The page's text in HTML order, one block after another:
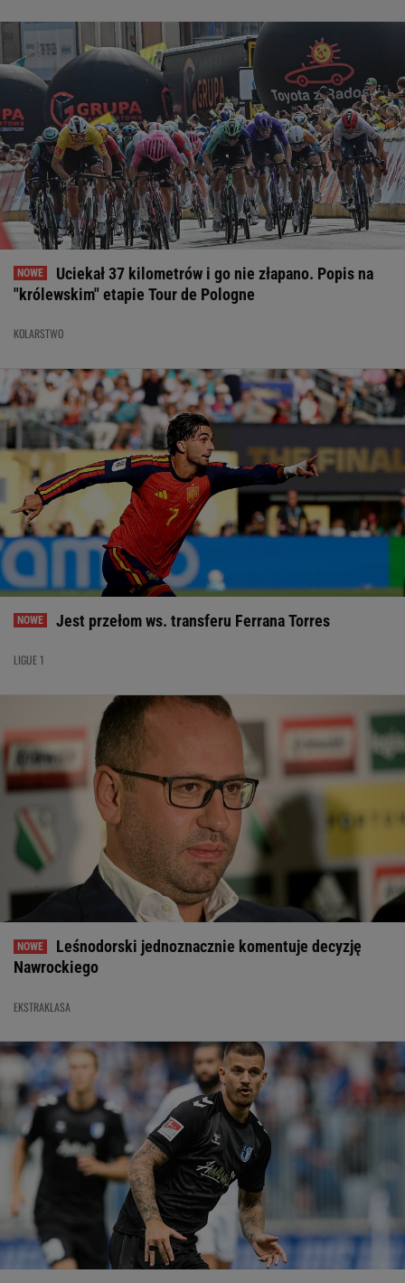
Uciekał 37 kilometrów i go nie złapano. Popis na
"królewskim" etapie Tour de Pologne
KOLARSTWO
Jest przełom ws. transferu Ferrana Torres
LIGUE 1
Leśnodorski jednoznacznie komentuje decyzję
Nawrockiego
EKSTRAKLASA